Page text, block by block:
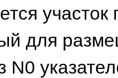
участок
для
N0